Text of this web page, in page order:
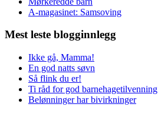
A-magasinet: Samsoving
Mest leste blogginnlegg
Ikke gå, Mamma!
En god natts søvn
Så flink du er!
Ti råd for god barnehagetilvenning
Belønninger har bivirkninger